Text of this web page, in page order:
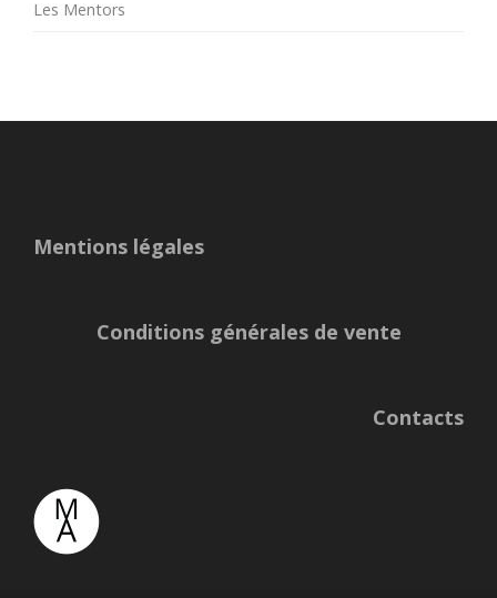
Les Mentors
Mentions légales
Conditions générales de vente
Contacts